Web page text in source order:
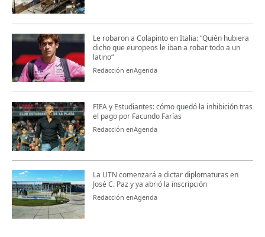
Le robaron a Colapinto en Italia: “Quién hubiera
dicho que europeos le iban a robar todo a un
latino“
Redacción enAgenda
FIFA y Estudiantes: cómo quedó la inhibición tras
el pago por Facundo Farías
Redacción enAgenda
La UTN comenzará a dictar diplomaturas en
José C. Paz y ya abrió la inscripción
Redacción enAgenda